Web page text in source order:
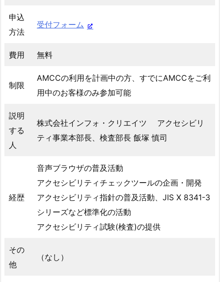
申込
方法
受付フォーム
費用 無料
制限
AMCCの利用を計画中の方、すでにAMCCをご利
用中のお客様のみ参加可能
説明
する
人
株式会社インフォ・クリエイツ アクセシビリ
ティ事業本部長、検査部長 飯塚 慎司
経歴
音声ブラウザの普及活動
アクセシビリティチェックツールの企画・開発
アクセシビリティ指針の普及活動、JIS X 8341-3
シリーズなど標準化の活動
アクセシビリティ試験(検査)の提供
その
他
（なし）